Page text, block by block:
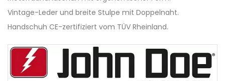
Vintage-Leder und breite Stulpe mit Doppelnaht.
Handschuh CE-zertifiziert vom TÜV Rheinland.